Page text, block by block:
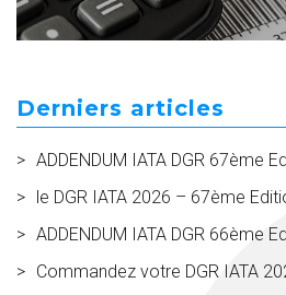
Derniers articles
ADDENDUM IATA DGR 67ème
le DGR IATA 2026 – 67ème
ADDENDUM IATA DGR 66ème
Commandez votre DGR IATA